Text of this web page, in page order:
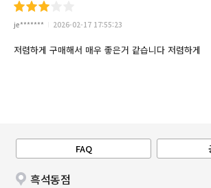
je******* 2026-02-17 17:55:23
저렴하게 구매해서 매우 좋은거 같습니다 저렴하게
FAQ
흑석동점